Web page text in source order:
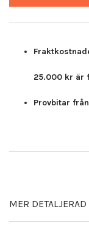
25.000 kr är
Provbitar
MER